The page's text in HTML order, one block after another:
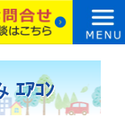
ｴｱｺﾝ